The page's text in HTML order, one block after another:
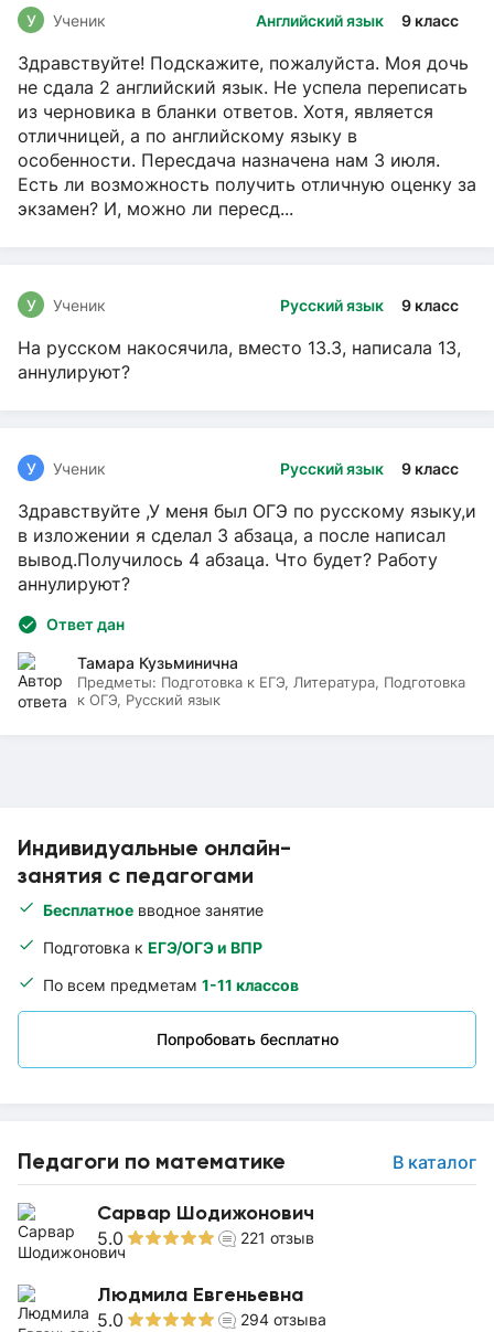
Индивидуальные онлайн-
занятия с педагогами
Бесплатное вводное занятие
Подготовка к ЕГЭ/ОГЭ и ВПР
По всем предметам 1-11 классов
Попробовать бесплатно
Педагоги по математике В каталог
Сарвар Шодижонович
5.0 221 отзыв
Людмила Евгеньевна
5.0 294 отзыва
Английский язык 9 класс
У Ученик
Здравствуйте! Подскажите, пожалуйста. Моя дочь
не сдала 2 английский язык. Не успела переписать
из черновика в бланки ответов. Хотя, является
отличницей, а по английскому языку в
особенности. Пересдача назначена нам 3 июля.
Есть ли возможность получить отличную оценку за
экзамен? И, можно ли пересд...
Русский язык 9 класс
У Ученик
На русском накосячила, вместо 13.3, написала 13,
аннулируют?
Русский язык 9 класс
У Ученик
Здравствуйте ,У меня был ОГЭ по русскому языку,и
в изложении я сделал 3 абзаца, а после написал
вывод.Получилось 4 абзаца. Что будет? Работу
аннулируют?
Ответ дан
Тамара Кузьминична
Предметы: Подготовка к ЕГЭ, Литература, Подготовка
к ОГЭ, Русский язык